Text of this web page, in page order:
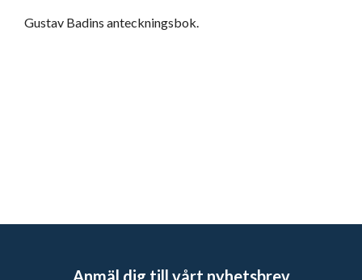
Gustav Badins anteckningsbok.